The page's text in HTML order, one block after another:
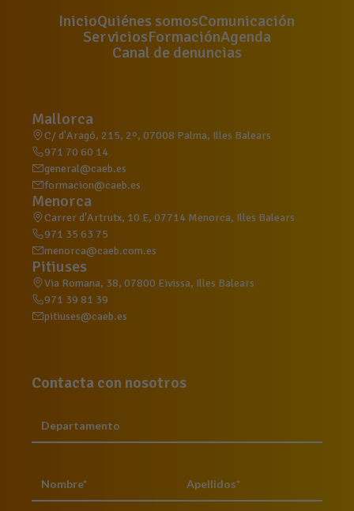
InicioQuiénes somosComunicación
ServiciosFormaciónAgenda
Canal de denuncias
Mallorca
C/ d'Aragó, 215, 2º, 07008 Palma, Illes Balears
971 70 60 14
general@caeb.es
formacion@caeb.es
Menorca
Carrer d'Artrutx, 10 E, 07714 Menorca, Illes Balears
971 35 63 75
menorca@caeb.com.es
Pitiuses
Via Romana, 38, 07800 Eivissa, Illes Balears
971 39 81 39
pitiuses@caeb.es
Contacta con nosotros